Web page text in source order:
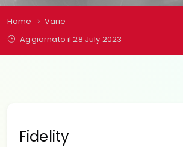
Home
Varie
Aggiornato il 28 July 2023
Fidelity